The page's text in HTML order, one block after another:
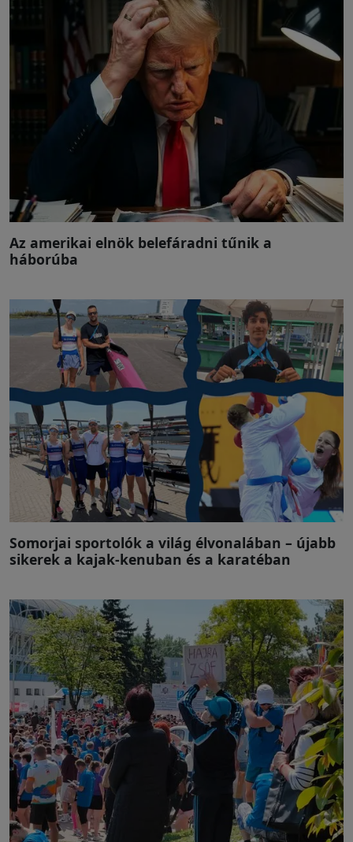
Az amerikai elnök belefáradni tűnik a
háborúba
Somorjai sportolók a világ élvonalában – újabb
sikerek a kajak-kenuban és a karatéban